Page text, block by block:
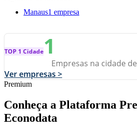
Manaus1 empresa
TOP 1 Cidade1
Empresas na cidade
Ver empresas >
Premium
Conheça a Plataforma
Econodata